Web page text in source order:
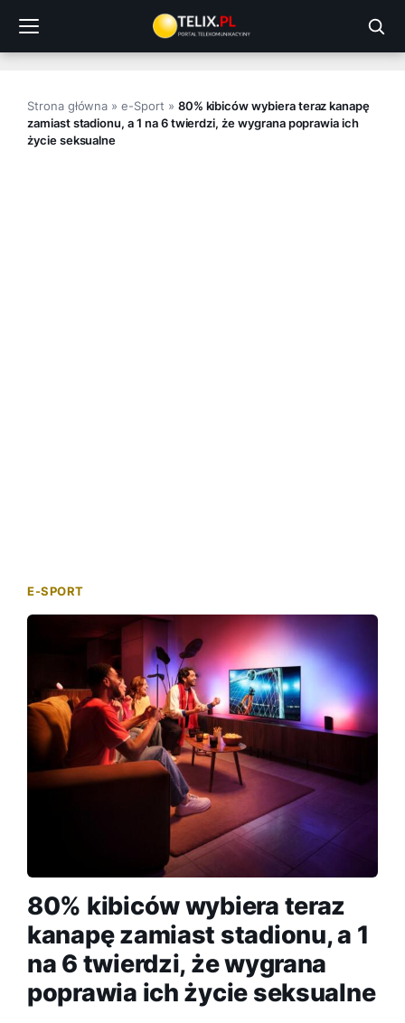
treści
Strona główna »e-Sport » 80% kibiców wybiera teraz kanapę
zamiast stadionu, a 1 na 6 twierdzi, że wygrana poprawia ich
życie seksualne
E-SPORT
80% kibiców wybiera teraz
kanapę zamiast stadionu, a 1
na 6 twierdzi, że wygrana
poprawia ich życie seksualne